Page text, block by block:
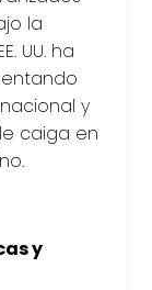
la
UU. ha
y
caiga en
y